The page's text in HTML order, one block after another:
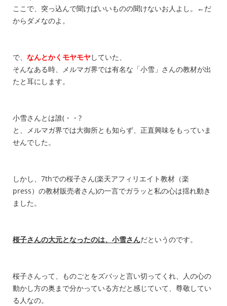
ここで、突っ込んで聞けばいいものの聞けないお人よし。←だ
からダメなのよ。
で、 なんとかくモヤモヤしていた、
そんなある時、メルマガ界では有名な「小雪」さんの教材が出
たと耳にします。
小雪さんとは誰(・・?
と、メルマガ界では大御所とも知らず、正直興味をもっていま
せんでした。
しかし、7thでの桜子さん(楽天アフィリエイト教材（楽
press）の教材販売者さん)の一言でガラッと私の心は揺れ動き
ました。
桜子さんの大元となったのは、小雪さんだというのです。
桜子さんって、ものごとをズバッと言い切ってくれ、人の心の
動かし方の奥まで分かっている方だと感じていて、尊敬してい
る人なの。